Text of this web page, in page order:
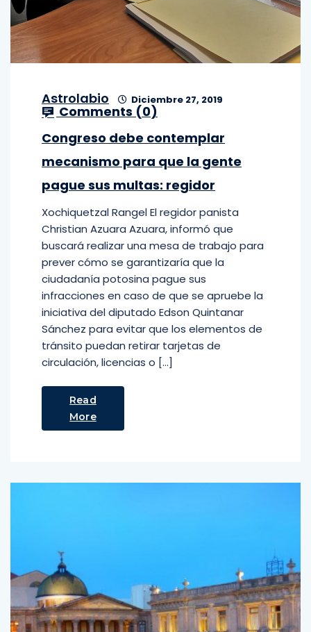
Astrolabio Diciembre 27, 2019
Comments (0)
Congreso debe contemplar
mecanismo para que la gente
pague sus multas: regidor
Xochiquetzal Rangel El regidor panista
Christian Azuara Azuara, informó que
buscará realizar una mesa de trabajo para
prever cómo se garantizaría que la
ciudadanía potosina pague sus
infracciones en caso de que se apruebe la
iniciativa del diputado Edson Quintanar
Sánchez para evitar que los elementos de
tránsito puedan retirar tarjetas de
circulación, licencias o […]
Read
More